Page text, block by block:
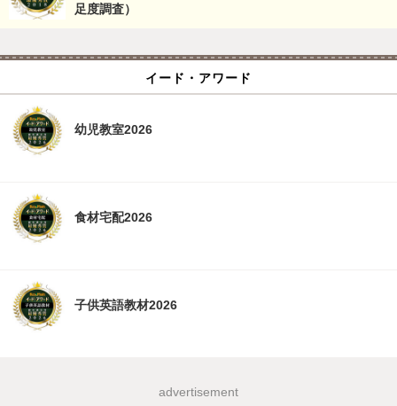
足度調査）
イード・アワード
幼児教室2026
食材宅配2026
子供英語教材2026
advertisement